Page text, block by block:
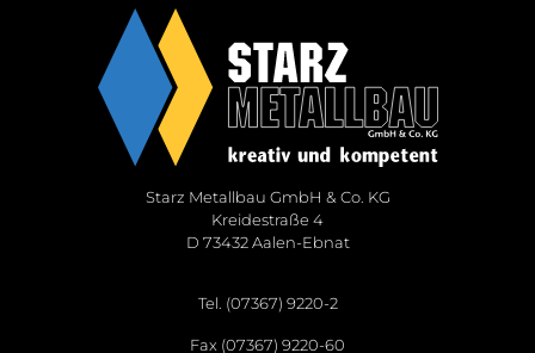
Starz Metallbau GmbH & Co. KG
Kreidestraße 4
D 73432 Aalen-Ebnat
Tel. (07367) 9220-2
Fax (07367) 9220-60